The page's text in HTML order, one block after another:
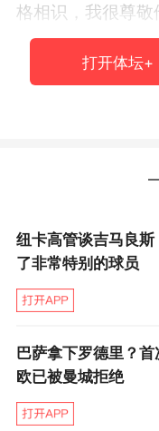
格相识，我很尊
息，但我还是要
员们说：我们现
入主之前，阿森纳
然一新，球员的
就是2003-04赛
推移，球队虽然
定。我想要做的
合起来，获得更
滑，我们要阻止这
打开体坛+
纽卡高管谈吉马良斯
了非常特别的球员
巴萨拿下罗德里？
欧已被曼城拒绝